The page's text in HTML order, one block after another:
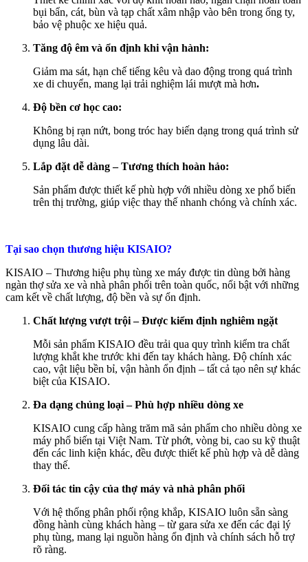
bụi bẩn, cát, bùn và tạp chất xâm nhập vào bên trong ống ty,
bảo vệ phuộc xe hiệu quả.
Tăng độ êm và ổn định khi vận hành:
Giảm ma sát, hạn chế tiếng kêu và dao động trong quá trình
xe di chuyển, mang lại trải nghiệm lái mượt mà hơn.
Độ bền cơ học cao:
Không bị rạn nứt, bong tróc hay biến dạng trong quá trình sử
dụng lâu dài.
Lắp đặt dễ dàng – Tương thích hoàn hảo:
Sản phẩm được thiết kế phù hợp với nhiều dòng xe phổ biến
trên thị trường, giúp việc thay thế nhanh chóng và chính xác.
Tại sao chọn thương hiệu KISAIO?
KISAIO – Thương hiệu phụ tùng xe máy được tin dùng bởi hàng
ngàn thợ sửa xe và nhà phân phối trên toàn quốc, nổi bật với những
cam kết về chất lượng, độ bền và sự ổn định.
Chất lượng vượt trội – Được kiểm định nghiêm ngặt
Mỗi sản phẩm KISAIO đều trải qua quy trình kiểm tra chất
lượng khắt khe trước khi đến tay khách hàng. Độ chính xác
cao, vật liệu bền bỉ, vận hành ổn định – tất cả tạo nên sự khác
biệt của KISAIO.
Đa dạng chủng loại – Phù hợp nhiều dòng xe
KISAIO cung cấp hàng trăm mã sản phẩm cho nhiều dòng xe
máy phổ biến tại Việt Nam. Từ phớt, vòng bi, cao su kỹ thuật
đến các linh kiện khác, đều được thiết kế phù hợp và dễ dàng
thay thế.
Đối tác tin cậy của thợ máy và nhà phân phối
Với hệ thống phân phối rộng khắp, KISAIO luôn sẵn sàng
đồng hành cùng khách hàng – từ gara sửa xe đến các đại lý
phụ tùng, mang lại nguồn hàng ổn định và chính sách hỗ trợ
rõ ràng.